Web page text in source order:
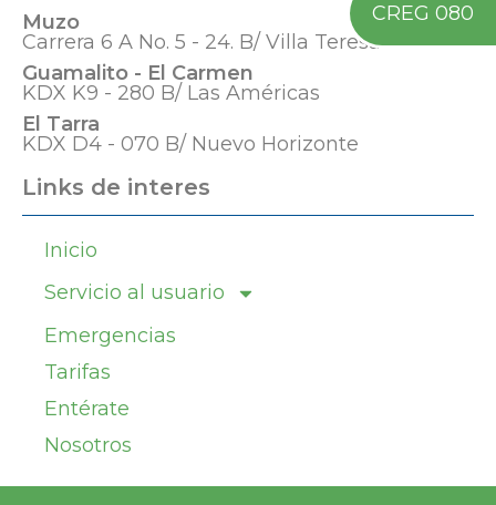
CREG 080
Muzo
Carrera 6 A No. 5 - 24. B/ Villa Teresa
Guamalito - El Carmen
KDX K9 - 280 B/ Las Américas
El Tarra
KDX D4 - 070 B/ Nuevo Horizonte
Links de interes
Inicio
Servicio al usuario
Emergencias
Tarifas
Entérate
Nosotros